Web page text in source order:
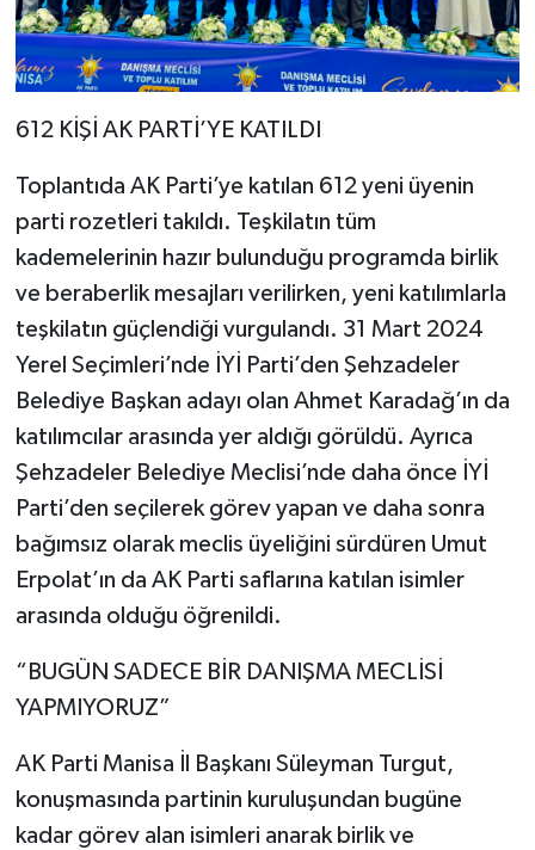
612 KİŞİ AK PARTİ’YE KATILDI
Toplantıda AK Parti’ye katılan 612 yeni üyenin
parti rozetleri takıldı. Teşkilatın tüm
kademelerinin hazır bulunduğu programda birlik
ve beraberlik mesajları verilirken, yeni katılımlarla
teşkilatın güçlendiği vurgulandı. 31 Mart 2024
Yerel Seçimleri’nde İYİ Parti’den Şehzadeler
Belediye Başkan adayı olan Ahmet Karadağ’ın da
katılımcılar arasında yer aldığı görüldü. Ayrıca
Şehzadeler Belediye Meclisi’nde daha önce İYİ
Parti’den seçilerek görev yapan ve daha sonra
bağımsız olarak meclis üyeliğini sürdüren Umut
Erpolat’ın da AK Parti saflarına katılan isimler
arasında olduğu öğrenildi.
“BUGÜN SADECE BİR DANIŞMA MECLİSİ
YAPMIYORUZ”
AK Parti Manisa İl Başkanı Süleyman Turgut,
konuşmasında partinin kuruluşundan bugüne
kadar görev alan isimleri anarak birlik ve